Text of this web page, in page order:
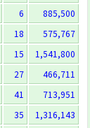
6
885,500
18
575,767
15
1,541,800
27
466,711
41
713,951
35
1,316,143